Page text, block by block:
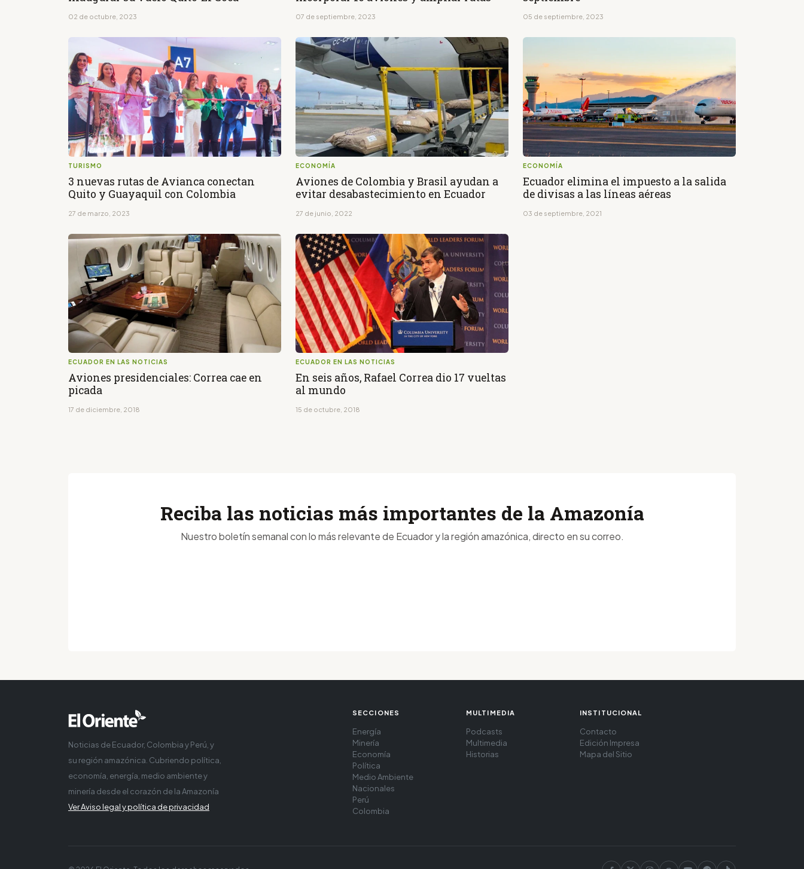
02 de octubre, 2023 07 de septiembre, 2023 05 de septiembre, 2023
TURISMO
3 nuevas rutas de Avianca conectan
Quito y Guayaquil con Colombia
27 de marzo, 2023
ECONOMÍA
Aviones de Colombia y Brasil ayudan a
evitar desabastecimiento en Ecuador
27 de junio, 2022
ECONOMÍA
Ecuador elimina el impuesto a la salida
de divisas a las líneas aéreas
03 de septiembre, 2021
ECUADOR EN LAS NOTICIAS
Aviones presidenciales: Correa cae en
picada
17 de diciembre, 2018
ECUADOR EN LAS NOTICIAS
En seis años, Rafael Correa dio 17 vueltas
al mundo
15 de octubre, 2018
Reciba las noticias más importantes de la Amazonía
Nuestro boletín semanal con lo más relevante de Ecuador y la región amazónica, directo en su correo.
Noticias de Ecuador, Colombia y Perú, y
su región amazónica. Cubriendo política,
economía, energía, medio ambiente y
minería desde el corazón de la Amazonía
Ver Aviso legal y política de privacidad
SECCIONES
Energía
Minería
Economía
Política
Medio Ambiente
Nacionales
Perú
Colombia
MULTIMEDIA
Podcasts
Multimedia
Historias
INSTITUCIONAL
Contacto
Edición Impresa
Mapa del Sitio